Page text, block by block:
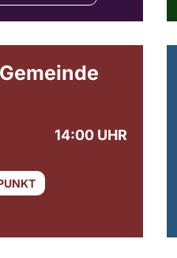
14:00 UHR